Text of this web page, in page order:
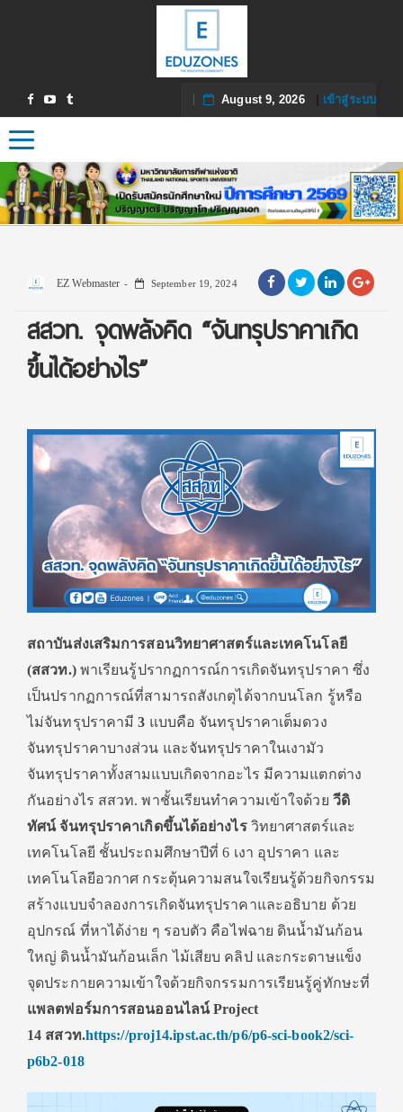
August 9, 2026| เข้าสู่ระบบ
Toggle navigation
EZ Webmaster September 19, 2024
สสวท. จุดพลังคิด “จันทรุปราคาเกิด
ขึ้นได้อย่างไร”
สถาบันส่งเสริมการสอนวิทยาศาสตร์และเทคโนโลยี
(สสวท.)พาเรียนรู้ปรากฏการณ์การเกิดจันทรุปราคา ซึ่ง
เป็นปรากฏการณ์ที่สามารถสังเกตุได้จากบนโลก รู้หรือ
ไม่จันทรุปราคามี3 แบบคือ จันทรุปราคาเต็มดวง
จันทรุปราคาบางส่วน และจันทรุปราคาในเงามัว
จันทรุปราคาทั้งสามแบบเกิดจากอะไร มีความแตกต่าง
กันอย่างไร สสวท. พาชั้นเรียนทำความเข้าใจด้วย วีดิ
ทัศน์ จันทรุปราคาเกิดขึ้นได้อย่างไร วิทยาศาสตร์และ
เทคโนโลยี ชั้นประถมศึกษาปีที่ 6 เงา อุปราคา และ
เทคโนโลยีอวกาศ กระตุ้นความสนใจเรียนรู้ด้วยกิจกรรม
สร้างแบบจำลองการเกิดจันทรุปราคาและอธิบาย ด้วย
อุปกรณ์ ที่หาได้ง่าย ๆ รอบตัว คือไฟฉาย ดินน้ำมันก้อน
ใหญ่ ดินน้ำมันก้อนเล็ก ไม้เสียบ คลิป และกระดาษแข็ง
จุดประกายความเข้าใจด้วยกิจกรรมการเรียนรู้คู่ทักษะที่
แพลตฟอร์มการสอนออนไลน์Project
14 สสวท.https://proj14.ipst.ac.th/p6/p6-sci-book2/sci-
p6b2-018